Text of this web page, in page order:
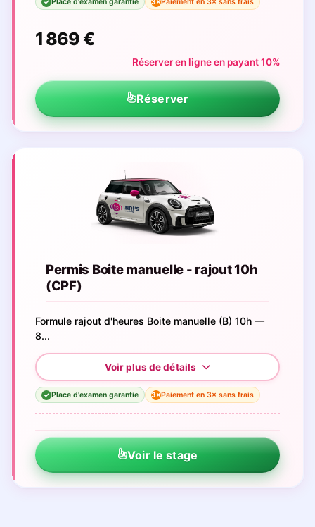
✓
1 869 €
Réserver en ligne en payant 10%
Réserver
Permis Boite manuelle - rajout 10h
(CPF)
Formule rajout d'heures Boite manuelle (B) 10h —
8...
✓ Place d'examen garantie 3×Paiement en 3× sans frais
Voir le stage